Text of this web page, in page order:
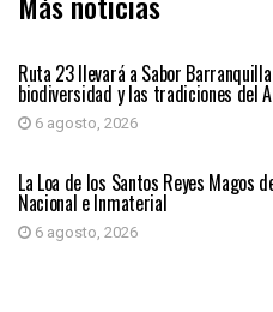
Ruta 23 llevará a Sabor
biodiversidad y las tradiciones del
6 agosto, 2026
ATLÁNTICO
La Loa de los Santos Reyes Magos
Nacional e Inmaterial
6 agosto, 2026